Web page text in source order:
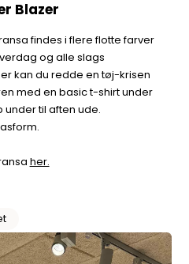
Blazer
findes i flere flotte farver
og alle slags
kan du redde en tøj-krisen
med en basic t-shirt under
under til aften ude.
her.